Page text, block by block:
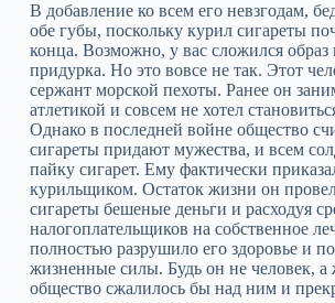
В добавление ко всем его невзгодам,
обе губы, поскольку курил сигареты
конца. Возможно, у вас сложился образ
придурка. Но это вовсе не так. Этот
сержант морской пехоты. Ранее он
атлетикой и совсем не хотел
Однако в последней войне общество
сигареты придают мужества, и всем
пайку сигарет. Ему фактически
курильщиком. Остаток жизни он
сигареты бешеные деньги и расходуя
налогоплательщиков на собственное
полностью разрушило его здоровье и
жизненные силы. Будь он не человек, а
общество сжалилось бы над ним и